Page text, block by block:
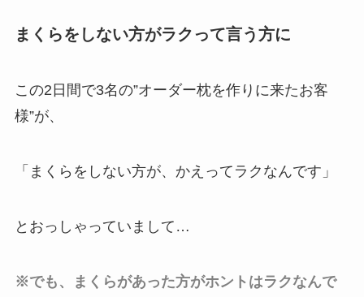
まくらをしない方がラクって言う方に
この2日間で3名の”オーダー枕を作りに来たお客
様”が、
「まくらをしない方が、かえってラクなんです」
とおっしゃっていまして…
※でも、まくらがあった方がホントはラクなんで